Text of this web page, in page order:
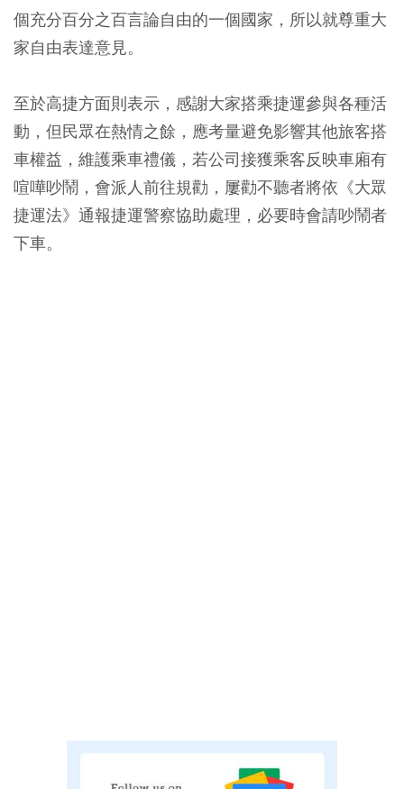
個充分百分之百言論自由的一個國家，所以就尊重大
家自由表達意見。
至於高捷方面則表示，感謝大家搭乘捷運參與各種活
動，但民眾在熱情之餘，應考量避免影響其他旅客搭
車權益，維護乘車禮儀 ，若公司接獲乘客反映車廂有
喧嘩吵鬧，會派人前往規勸，屢勸不聽者將依《大眾
捷運法》通報捷運警察協助處理，必要時會請吵鬧者
下車。